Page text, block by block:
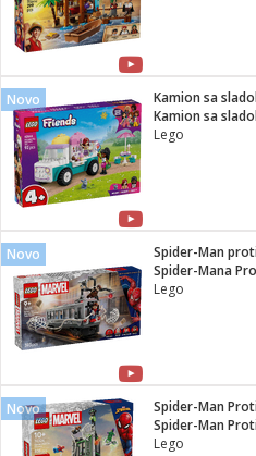
Novo
Kamion sa
Kamion sa
Lego
Novo
Spider-Mana
Lego
Novo
Spider-Man
Lego